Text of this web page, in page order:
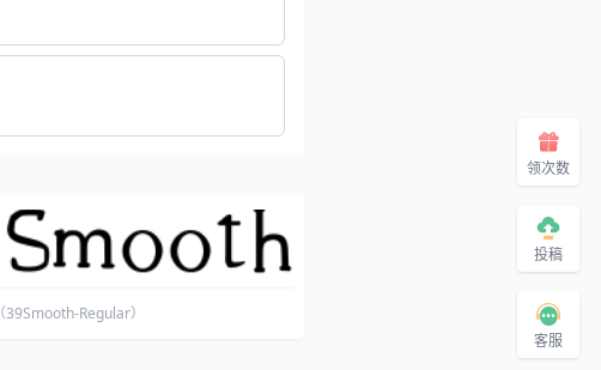
（39Smooth-Regular）
领次数
投稿
客服